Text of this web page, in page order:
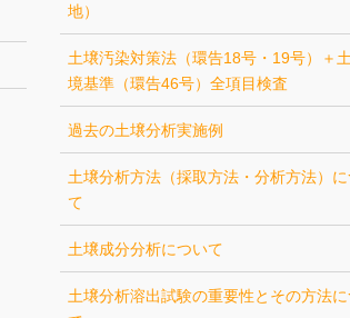
地）
土壌汚染対策法（環告18号・19号）＋
境基準（環告46号）全項目検査
過去の土壌分析実施例
土壌分析方法（採取方法・分析方法）
て
土壌成分分析について
土壌分析溶出試験の重要性とその方法